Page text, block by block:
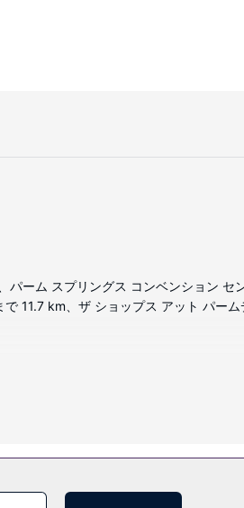
ーム スプリングス コンベンション セ
11.7 km、ザ ショップス アット パー
ーブルの番組をご覧いただけます。シャ